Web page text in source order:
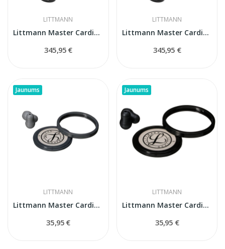
LITTMANN
Littmann Master Cardiology 2176 Black
345,95 €
LITTMANN
Littmann Master Cardiology Black Edition (2161)
345,95 €
Jaunums
LITTMANN
Littmann Master Cardiology rezerves daļu...
35,95 €
Jaunums
LITTMANN
Littmann Master Cardiology rezerves daļu...
35,95 €